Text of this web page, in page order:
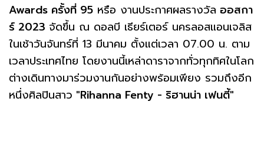
Awards ครั้งที่ 95 หรือ งานประกาศผลรางวัล ออสกา
ร์ 2023 จัดขึ้น ณ ดอลบี เธียร์เตอร์ นครลอสแอนเจลิส
ในเช้าวันจันทร์ที่ 13 มีนาคม ตั้งแต่เวลา 07.00 น. ตาม
เวลาประเทศไทย โดยงานนี้เหล่าดาราจากทั่วทุกทิศในโลก
ต่างเดินทางมาร่วมงานกันอย่างพร้อมเพียง รวมถึงอีก
หนึ่งศิลปินสาว "Rihanna Fenty - ริฮานน่า เฟนตี้"